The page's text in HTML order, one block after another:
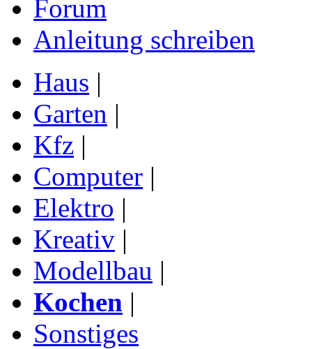
Forum
Anleitung schreiben
Haus |
Garten |
Kfz |
Computer |
Elektro |
Kreativ |
Modellbau |
Kochen |
Sonstiges